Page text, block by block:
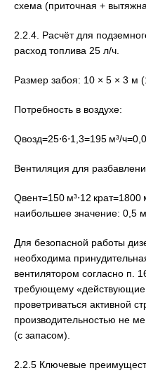
схема (приточная +
2.2.4. Расчёт для
расход топлива 25 л/ч.
Размер забоя: 10 × 5 × 3 м
Потребность в воздухе:
Qвозд=25⋅6⋅1,3=195 м³/
Вентиляция для
Qвент=150 м³⋅12
наибольшее значение: 0,5
Для безопасной работы
необходима
вентилятором согласно п.
требующему
проветриваться активной
производительностью не
(с запасом).
2.2.5 Ключевые